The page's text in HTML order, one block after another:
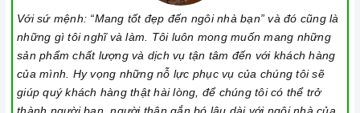
Bật bếp bằng cách chạm vào nút bật/ tắt trên bảng điều
khiển, và thao tác trượt để tăng giảm công suất/ nhiệt độ/
thời gian.
Khóa trẻ em: sử dụng để bảo đảm an toàn nếu nhà có trẻ em
và để ngăn mọi tác động làm thay đổi các cài đặt trong quá
Với sứ mệnh: “Mang tốt đẹp đến ngôi nhà bạn” và đó cũng là
những gì tôi nghĩ và làm. Tôi luôn mong muốn mang những
sản phẩm chất lượng và dịch vụ tận tâm đến với khách hàng
của mình. Hy vọng những nỗ lực phục vụ của chúng tôi sẽ
giúp quý khách hàng thật hài lòng, để chúng tôi có thể trở